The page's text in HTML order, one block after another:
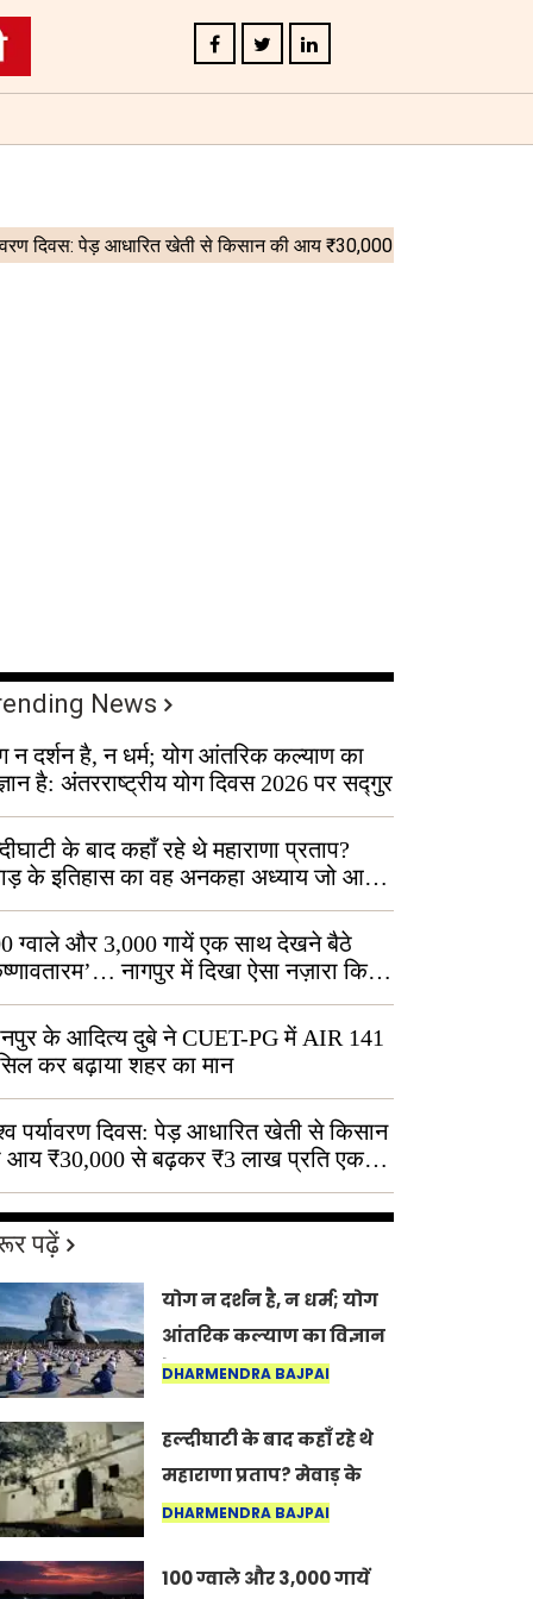
News
न दर्शन है, न धर्म; योग आंतरिक कल्याण का
है: अंतरराष्ट्रीय योग दिवस 2026 पर सद्गुर
के बाद कहाँ रहे थे महाराणा प्रताप?
के इतिहास का वह अनकहा अध्याय जो आज
में जीवित है
ग्वाले और 3,000 गायें एक साथ देखने बैठे
नागपुर में दिखा ऐसा नज़ारा कि
बोले, “ऐसा तो सिर्फ़ कृष्ण ही कर सकते हैं”
के आदित्य दुबे ने CUET-PG में AIR 141
कर बढ़ाया शहर का मान
पर्यावरण दिवस: पेड़ आधारित खेती से किसान
आय ₹30,000 से बढ़कर ₹3 लाख प्रति एकड़
पढ़ें
योग न दर्शन है, न धर्म; योग
आंतरिक कल्याण का विज्ञान
है: अंतरराष्ट्रीय योग दिवस
DHARMENDRA BAJPAI
हल्दीघाटी के बाद कहाँ रहे थे
महाराणा प्रताप? मेवाड़ के
इतिहास का वह अनकहा
में जीवित है
DHARMENDRA BAJPAI
100 ग्वाले और 3,000 गायें